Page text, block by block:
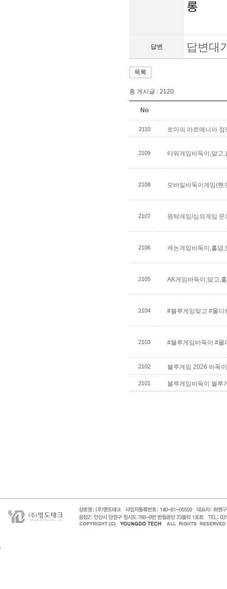
롱
답변 답변대
목록
총 게시글 : 2120
No
2110 로마의 아르메니아 점
2109
타워게임바둑이,맞고
2108
모바일바둑이게임(핸
2107
원탁게임/심의게임
2106
캐논게임바둑이,홀덤
2105
AK게임바둑이,맞고,
2104
#블루게임맞고 #몰디
2103
#블루게임바둑이 #몰
2102
블루게임 2026 바둑
이트 ak게임 와일드
2101
블루게임바둑이 블루
바카라사이트 바둑이